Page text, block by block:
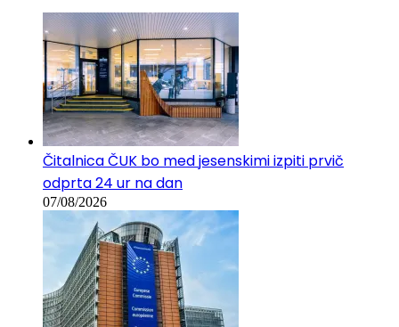
Čitalnica ČUK bo med jesenskimi izpiti prvič
odprta 24 ur na dan
07/08/2026